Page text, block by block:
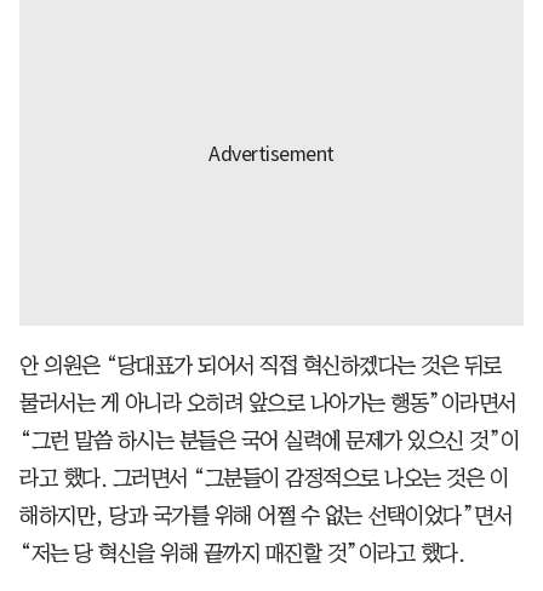
안 의원은 “당대표가 되어서 직접 혁신하겠다는 것은 뒤로
물러서는 게 아니라 오히려 앞으로 나아가는 행동”이라면서
“그런 말씀 하시는 분들은 국어 실력에 문제가 있으신 것”이
라고 했다. 그러면서 “그분들이 감정적으로 나오는 것은 이
해하지만, 당과 국가를 위해 어쩔 수 없는 선택이었다”면서
“저는 당 혁신을 위해 끝까지 매진할 것”이라고 했다.